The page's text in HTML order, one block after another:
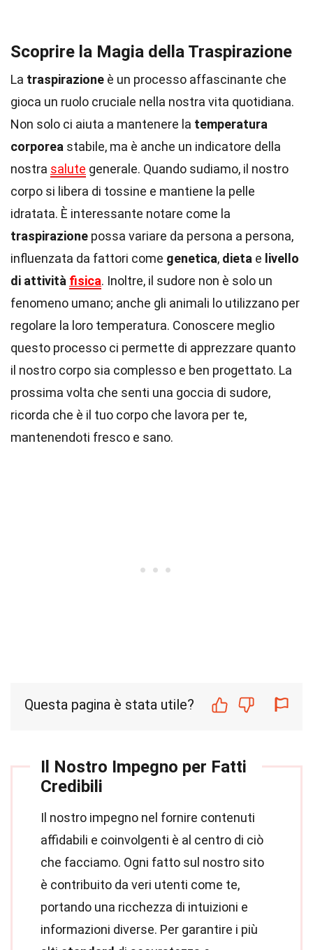
Scoprire la Magia della Traspirazione
La traspirazione è un processo affascinante che
gioca un ruolo cruciale nella nostra vita quotidiana.
Non solo ci aiuta a mantenere la temperatura
corporea stabile, ma è anche un indicatore della
nostra salute generale. Quando sudiamo, il nostro
corpo si libera di tossine e mantiene la pelle
idratata. È interessante notare come la
traspirazione possa variare da persona a persona,
influenzata da fattori come genetica, dieta e livello
di attività fisica. Inoltre, il sudore non è solo un
fenomeno umano; anche gli animali lo utilizzano per
regolare la loro temperatura. Conoscere meglio
questo processo ci permette di apprezzare quanto
il nostro corpo sia complesso e ben progettato. La
prossima volta che senti una goccia di sudore,
ricorda che è il tuo corpo che lavora per te,
mantenendoti fresco e sano.
Questa pagina è stata utile?
Il Nostro Impegno per Fatti
Credibili
Il nostro impegno nel fornire contenuti
affidabili e coinvolgenti è al centro di ciò
che facciamo. Ogni fatto sul nostro sito
è contribuito da veri utenti come te,
portando una ricchezza di intuizioni e
informazioni diverse. Per garantire i più